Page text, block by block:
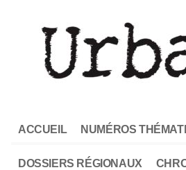
ACCUEIL NUMÉROS
DOSSIERS RÉGIONAUX